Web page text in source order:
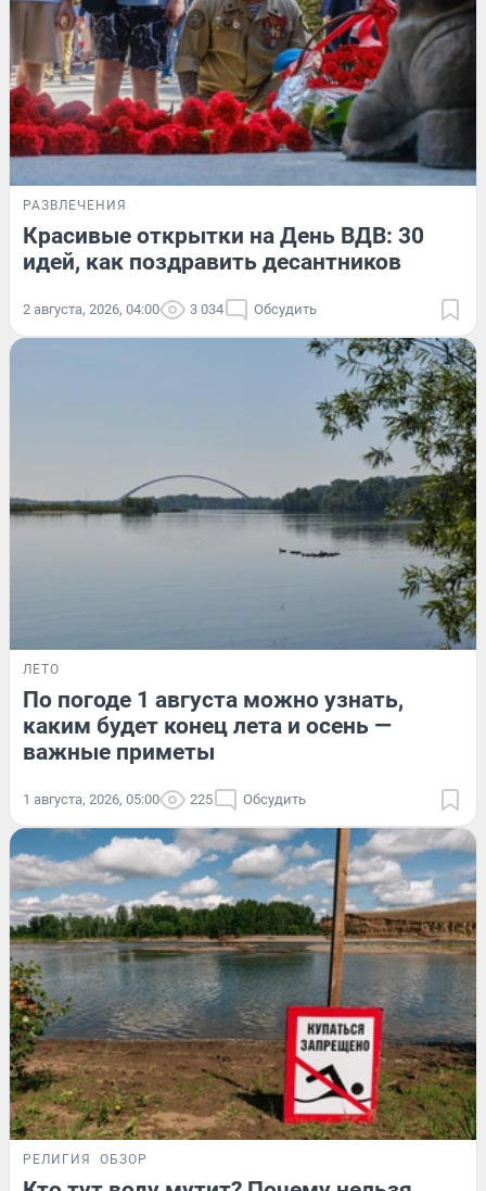
РАЗВЛЕЧЕНИЯ
Красивые открытки на День ВДВ: 30
идей, как поздравить десантников
2 августа, 2026, 04:00 3 034 Обсудить
ЛЕТО
По погоде 1 августа можно узнать,
каким будет конец лета и осень —
важные приметы
1 августа, 2026, 05:00 225 Обсудить
РЕЛИГИЯ ОБЗОР